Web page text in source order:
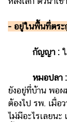
- อยู่ในพื้นที่ตระ
กัญญา :
หมอปลา :
ยังอยู่ที่บ้าน พอผ
ต้องไป รพ. เมื่อ
ไม่มีอะไรเลยน